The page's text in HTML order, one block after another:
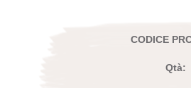
CODICE
Qtà: